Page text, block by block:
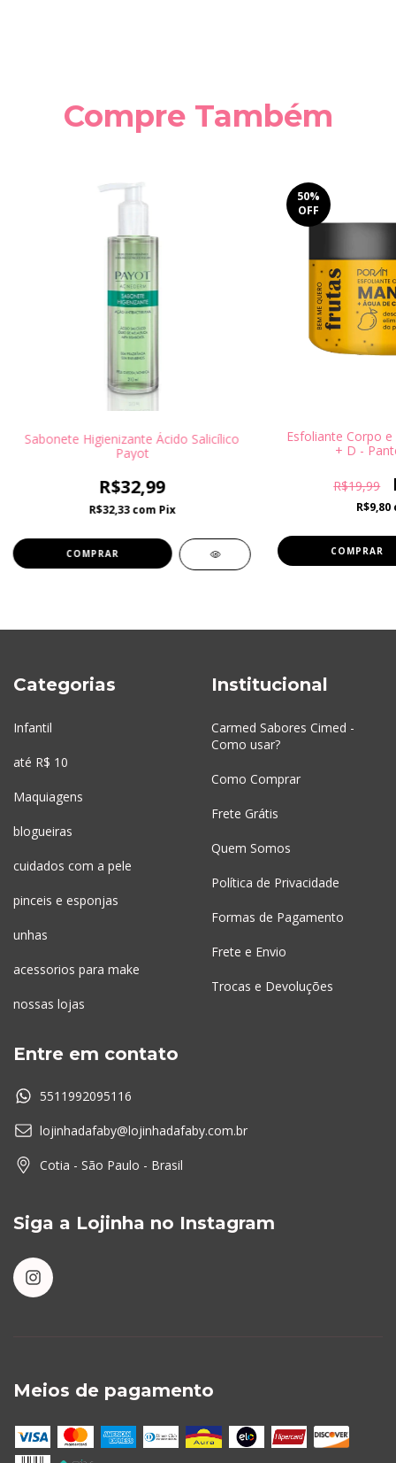
Compre Também
Sabonete Higienizante Ácido Salicílico
Payot
R$32,99
R$32,33com Pix
50%
OFF
Esfoliante Corpo
+ D -
R$19,99
R$9,80
Categorias
Infantil
até R$ 10
Maquiagens
blogueiras
cuidados com a pele
pinceis e esponjas
unhas
acessorios para make
nossas lojas
Institucional
Carmed Sabores Cimed -
Como usar?
Como Comprar
Frete Grátis
Quem Somos
Política de Privacidade
Formas de Pagamento
Frete e Envio
Trocas e Devoluções
Entre em contato
5511992095116
lojinhadafaby@lojinhadafaby.com.br
Cotia - São Paulo - Brasil
Siga a Lojinha no Instagram
Meios de pagamento